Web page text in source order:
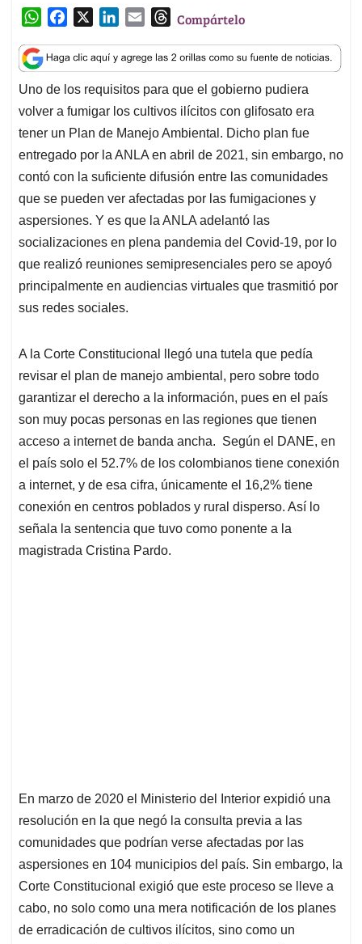
W
a
t
s
A
p
p
c
e
b
o
o
k
n
k
e
d
I
n
a
i
l
T
r
e
a
d
s
Compártelo
Uno de los requisitos para que el gobierno pudiera
volver a fumigar los cultivos ilícitos con glifosato era
tener un Plan de Manejo Ambiental. Dicho plan fue
entregado por la ANLA en abril de 2021, sin embargo, no
contó con la suficiente difusión entre las comunidades
que se pueden ver afectadas por las fumigaciones y
aspersiones. Y es que la ANLA adelantó las
socializaciones en plena pandemia del Covid-19, por lo
que realizó reuniones semipresenciales pero se apoyó
principalmente en audiencias virtuales que trasmitió por
sus redes sociales.
A la Corte Constitucional llegó una tutela que pedía
revisar el plan de manejo ambiental, pero sobre todo
garantizar el derecho a la información, pues en el país
son muy pocas personas en las regiones que tienen
acceso a internet de banda ancha. Según el DANE, en
el país solo el 52.7% de los colombianos tiene conexión
a internet, y de esa cifra, únicamente el 16,2% tiene
conexión en centros poblados y rural disperso. Así lo
señala la sentencia que tuvo como ponente a la
magistrada Cristina Pardo.
En marzo de 2020 el Ministerio del Interior expidió una
resolución en la que negó la consulta previa a las
comunidades que podrían verse afectadas por las
aspersiones en 104 municipios del país. Sin embargo, la
Corte Constitucional exigió que este proceso se lleve a
cabo, no solo como una mera notificación de los planes
de erradicación de cultivos ilícitos, sino como un